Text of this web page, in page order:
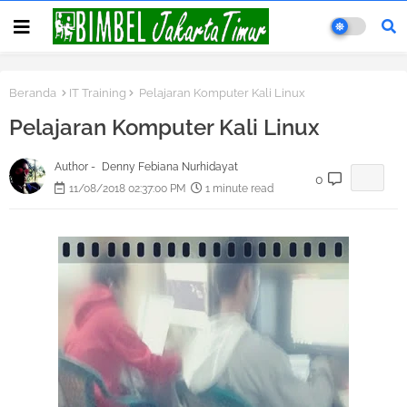
Beranda IT Training Pelajaran Komputer Kali Linux
Pelajaran Komputer Kali Linux
Author -
Denny Febiana Nurhidayat
11/08/2018 02:37:00 PM
1 minute read
0